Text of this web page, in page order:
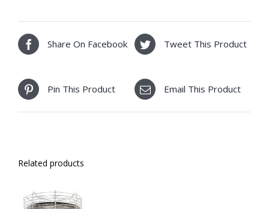
Share On Facebook Tweet This Product
Pin This Product Email This Product
Related products